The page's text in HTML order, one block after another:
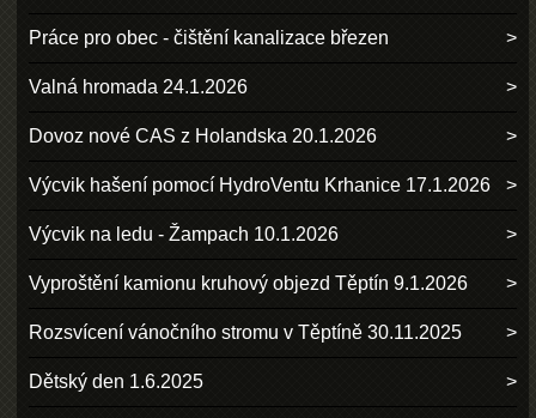
Práce pro obec - čištění kanalizace březen
Valná hromada 24.1.2026
Dovoz nové CAS z Holandska 20.1.2026
Výcvik hašení pomocí HydroVentu Krhanice 17.1.2026
Výcvik na ledu - Žampach 10.1.2026
Vyproštění kamionu kruhový objezd Těptín 9.1.2026
Rozsvícení vánočního stromu v Těptíně 30.11.2025
Dětský den 1.6.2025